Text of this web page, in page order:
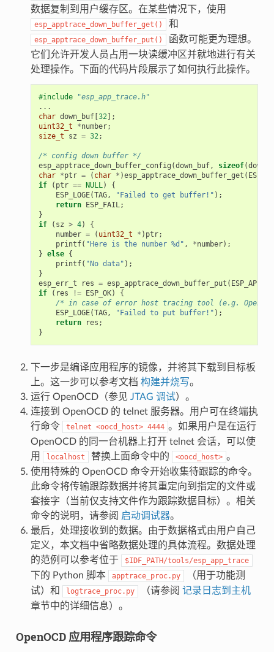
数据复制到用户缓存区。在某些情况下，使用
esp_apptrace_down_buffer_get() 和
esp_apptrace_down_buffer_put()
函数可能更为理想。
它们允许开发人员占用一块读缓冲区并就地进行有关
处理操作。下面的代码片段展示了如何执行此操作。
#include
"esp_app_trace.h"
...
char down_buf[ 32];
uint32_t
*number;
size_t
sz = 32;
/* config down buffer */
esp_apptrace_down_buffer_config (down_buf, sizeof(
char *ptr = ( char * )esp_apptrace_down_buffer_get (
if
( ptr == NULL)
{
ESP_LOGE(TAG, "Failed to get buffer!" );
return
ESP_FAIL;
}
if
( sz > 4)
{
number = ( uint32_t * ) ptr;
printf( "Here is the number %d" , *number);
} else {
printf( "No data" );
}
esp_err_t
res = esp_apptrace_down_buffer_put (
if
( res != ESP_OK)
{
/* in case of error host tracing tool (e.g.
ESP_LOGE(TAG, "Failed to put buffer!" );
return
res ;
}
下一步是编译应用程序的镜像，并将其下载到目标板
上。这一步可以参考文档 构建并烧写。
运行 OpenOCD（参见 JTAG 调试）。
连接到 OpenOCD 的 telnet 服务器。用户可在终端执
行命令
telnet <oocd_host> 4444 。如果用户是在运行
OpenOCD 的同一台机器上打开 telnet 会话，可以使
用
localhost 替换上面命令中的 <oocd_host> 。
使用特殊的 OpenOCD 命令开始收集待跟踪的命令。
此命令将传输跟踪数据并将其重定向到指定的文件或
套接字（当前仅支持文件作为跟踪数据目标）。相关
命令的说明，请参阅 启动调试器。
最后，处理接收到的数据。由于数据格式由用户自己
定义，本文档中省略数据处理的具体流程。数据处理
的范例可以参考位于
$IDF_PATH/tools/esp_app_trace
下的 Python 脚本 apptrace_proc.py
（用于功能测
试）和
logtrace_proc.py （请参阅 记录日志到主机
章节中的详细信息）。
OpenOCD 应用程序跟踪命令